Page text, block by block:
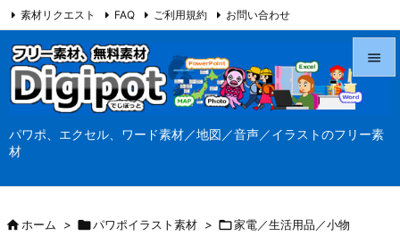
パワポ、エクセル、ワード素材／地図／音声／イラストのフリー素
材



素材リクエスト FAQ ご利用規約 お問い合わせ
当サイト（Digipot.net）について
ホーム > パワポイラスト素材 > 家電／生活用品／小物